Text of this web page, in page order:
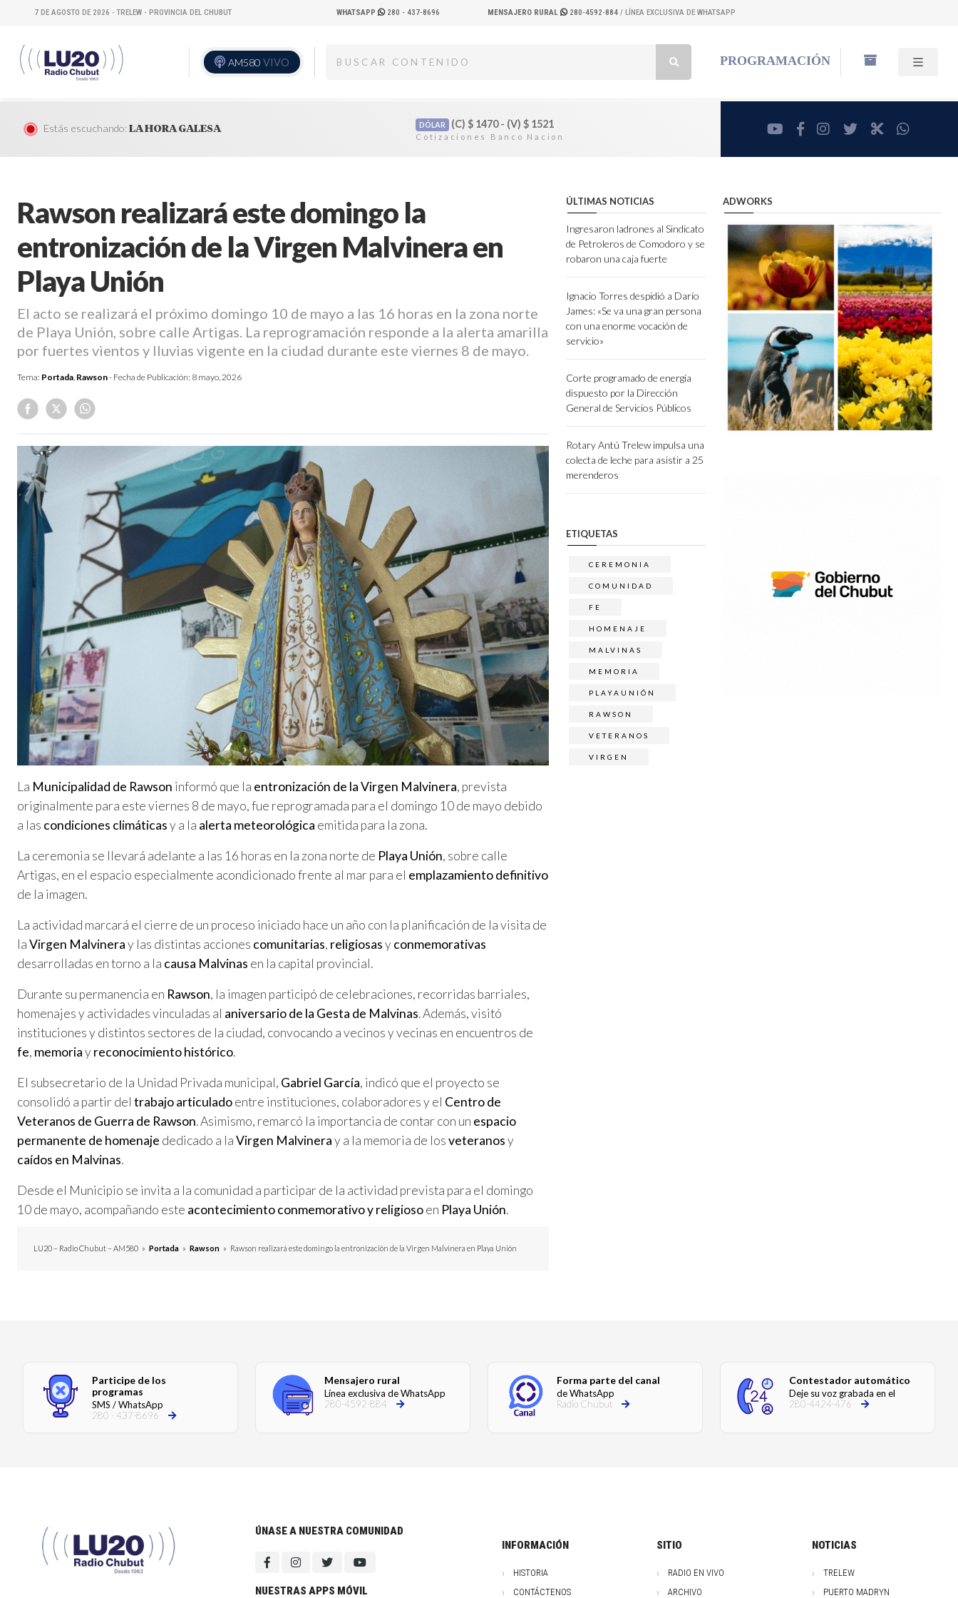
7 DE AGOSTO DE 2026 - TRELEW - PROVINCIA DEL CHUBUT WHATSAPP 280 - 437-8696 MENSAJERO RURAL 280-4592-884 / LÍNEA EXCLUSIVA DE WHATSAPP
AM580 VIVO PROGRAMACIÓN
Estás escuchando:LA HORA GALESA DÓLAR (C) $1470 - (V) $1521 youtubefacebookinstagram
twitterRadioCut
Rawson realizará este domingo la
entronización de la Virgen Malvinera en
Playa Unión
El acto se realizará el próximo domingo 10 de mayo a las 16 horas en la zona norte
de Playa Unión, sobre calle Artigas. La reprogramación responde a la alerta amarilla
por fuertes vientos y lluvias vigente en la ciudad durante este viernes 8 de mayo.
Tema: Portada, Rawson- Fecha de Publicación: 8 mayo, 2026
La Municipalidad de Rawson informó que la entronización de la Virgen Malvinera, prevista
originalmente para este viernes 8 de mayo, fue reprogramada para el domingo 10 de mayo debido
a las condiciones climáticasy a la alerta meteorológica emitida para la zona.
La ceremonia se llevará adelante a las 16 horas en la zona norte de Playa Unión, sobre calle
Artigas, en el espacio especialmente acondicionado frente al mar para el emplazamiento definitivo
de la imagen.
La actividad marcará el cierre de un proceso iniciado hace un año con la planificación de la visita de
laVirgen Malvineray las distintas acciones comunitarias, religiosasyconmemorativas
desarrolladas en torno a la causa Malvinas en la capital provincial.
Durante su permanencia en Rawson, la imagen participó de celebraciones, recorridas barriales,
homenajes y actividades vinculadas al aniversario de la Gesta de Malvinas. Además, visitó
instituciones y distintos sectores de la ciudad, convocando a vecinos y vecinas en encuentros de
fe, memoriayreconocimiento histórico.
El subsecretario de la Unidad Privada municipal, Gabriel García, indicó que el proyecto se
consolidó a partir del trabajo articuladoentre instituciones, colaboradores y el Centro de
Veteranos de Guerra de Rawson. Asimismo, remarcó la importancia de contar con un espacio
permanente de homenaje dedicado a laVirgen Malvineray a la memoria de losveteranosy
caídos en Malvinas.
Desde el Municipio se invita a la comunidad a participar de la actividad prevista para el domingo
10 de mayo, acompañando este acontecimiento conmemorativo y religiosoen Playa Unión.
LU20 – Radio Chubut – AM580 » Portada » Rawson » Rawson realizará este domingo la entronización de la Virgen Malvinera en Playa Unión
ÚLTIMAS NOTICIAS
Ingresaron ladrones al Sindicato
de Petroleros de Comodoro y se
robaron una caja fuerte
Ignacio Torres despidió a Darío
James: «Se va una gran persona
con una enorme vocación de
servicio»
Corte programado de energía
dispuesto por la Dirección
General de Servicios Públicos
Rotary Antú Trelew impulsa una
colecta de leche para asistir a 25
merenderos
ETIQUETAS
CEREMONIA
COMUNIDAD
FE
HOMENAJE
MALVINAS
MEMORIA
PLAYAUNIÓN
RAWSON
VETERANOS
VIRGEN
ADWORKS
Participe de los
programas
SMS / WhatsApp
280 - 437-8696
Mensajero rural
Línea exclusiva de WhatsApp
280-4592-884
Forma parte del canal
de WhatsApp
Radio Chubut
Contestador automático
Deje su voz grabada en el
280-4424-476
ÚNASE A NUESTRA COMUNIDAD
NUESTRAS APPS MÓVIL
INFORMACIÓN
HISTORIA
CONTÁCTENOS
SITIO
RADIO EN VIVO
ARCHIVO
NOTICIAS
TRELEW
PUERTO MADRYN